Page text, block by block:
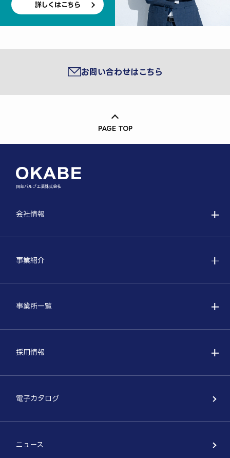
詳しくはこちら
お問い合わせはこちら
PAGE TOP
岡部バルブ工業株式会社
会社情報
事業紹介
事業所一覧
採用情報
電子カタログ
ニュース